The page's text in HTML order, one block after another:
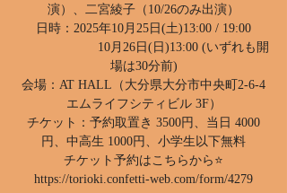
演）、二宮綾子（10/26のみ出演）
日時：2025年10月25日(土)13:00 / 19:00
10月26日(日)13:00 (いずれも開
場は30分前)
会場：AT HALL（大分県大分市中央町2-6-4
エムライフシティビル 3F）
チケット：予約取置き 3500円、当日 4000
円、中高生 1000円、小学生以下無料
チケット予約はこちらから⭐️
https://torioki.confetti-web.com/form/4279